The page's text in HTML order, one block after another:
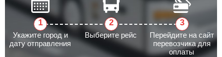
Укажите город и
дату отправления
Выберите рейс
Перейдите на сайт
перевозчика для
оплаты